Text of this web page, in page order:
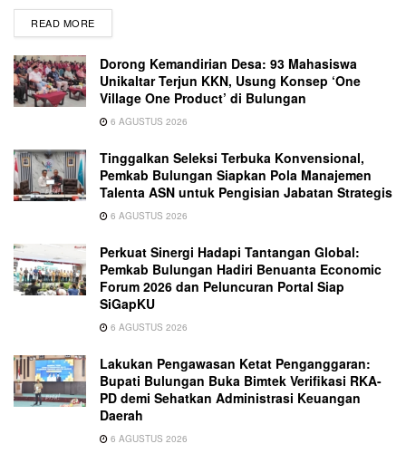
READ MORE
Dorong Kemandirian Desa: 93 Mahasiswa
Unikaltar Terjun KKN, Usung Konsep ‘One
Village One Product’ di Bulungan
6 AGUSTUS 2026
Tinggalkan Seleksi Terbuka Konvensional,
Pemkab Bulungan Siapkan Pola Manajemen
Talenta ASN untuk Pengisian Jabatan Strategis
6 AGUSTUS 2026
Perkuat Sinergi Hadapi Tantangan Global:
Pemkab Bulungan Hadiri Benuanta Economic
Forum 2026 dan Peluncuran Portal Siap
SiGapKU
6 AGUSTUS 2026
Lakukan Pengawasan Ketat Penganggaran:
Bupati Bulungan Buka Bimtek Verifikasi RKA-
PD demi Sehatkan Administrasi Keuangan
Daerah
6 AGUSTUS 2026